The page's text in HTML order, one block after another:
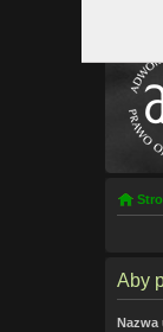
Aby
Nazwa